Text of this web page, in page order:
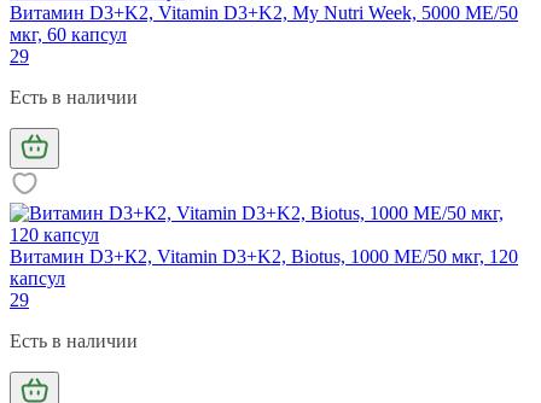
Витамин D3+K2, Vitamin D3+K2, My Nutri Week, 5000 МЕ/50
мкг, 60 капсул
29
Есть в наличии
Витамин D3+К2, Vitamin D3+K2, Biotus, 1000 МЕ/50 мкг, 120
капсул
29
Есть в наличии